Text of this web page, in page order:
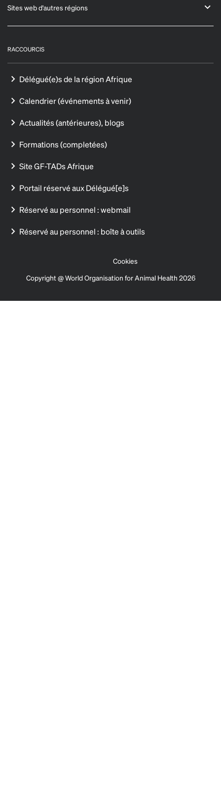
Sites web d'autres régions
RACCOURCIS
Délégué(e)s de la région Afrique
Calendrier (événements à venir)
Actualités (antérieures), blogs
Formations (completées)
Site GF-TADs Afrique
Portail réservé aux Délégué[e]s
Réservé au personnel : webmail
Réservé au personnel : boîte à outils
Cookies
Copyright @ World Organisation for Animal Health 2026